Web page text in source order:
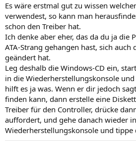
Es wäre erstmal gut zu wissen
verwendest, so kann man
schon den Treiber hat.
Ich denke aber eher, das da du ja die
ATA-Strang gehangen hast, sich
geändert hat.
Leg deshalb die Windows-CD ein,
in die Wiederherstellungskonsole
hilft es ja was. Wenn er dir jedoch
finden kann, dann erstelle eine
Treiber für den Controller, drücke
auffordert, und gehe danach wieder
Wiederherstellungskonsole und tippe